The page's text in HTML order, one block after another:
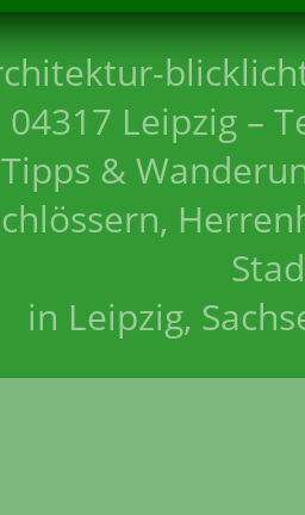
04317 Leipzig –
&
in Leipzig,